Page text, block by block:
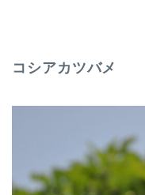
コシアカツバメ